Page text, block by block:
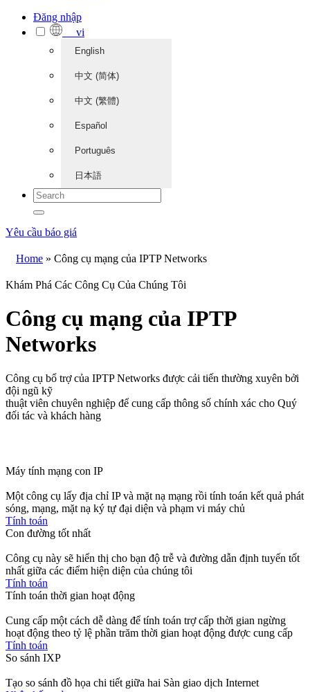
Đăng nhập
vi
English
中文 (简体)
中文 (繁體)
Español
Português
日本語
Yêu cầu báo giá
Home » Công cụ mạng của IPTP Networks
Khám Phá Các Công Cụ Của Chúng Tôi
Công cụ mạng của IPTP
Networks
Công cụ bổ trợ của IPTP Networks được cải tiến thường xuyên bởi
đội ngũ kỹ
thuật viên chuyên nghiệp để cung cấp thông số chính xác cho Quý
đối tác và khách hàng
Máy tính mạng con IP
Một công cụ lấy địa chỉ IP và mặt nạ mạng rồi tính toán kết quả phát
sóng, mạng, mặt nạ ký tự đại diện và phạm vi máy chủ
Tính toán
Con đường tốt nhất
Công cụ này sẽ hiển thị cho bạn độ trễ và đường dẫn định tuyến tốt
nhất giữa các điểm hiện diện của chúng tôi
Tính toán
Tính toán thời gian hoạt động
Cung cấp một cách dễ dàng để tính toán trợ cấp thời gian ngừng
hoạt động theo tỷ lệ phần trăm thời gian hoạt động được cung cấp
Tính toán
So sánh IXP
Tạo so sánh đồ họa chi tiết giữa hai Sàn giao dịch Internet